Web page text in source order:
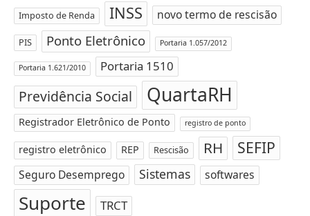
Imposto de Renda INSS novo termo de rescisão
PIS Ponto Eletrônico Portaria 1.057/2012
Portaria 1.621/2010 Portaria 1510
Previdência Social QuartaRH
Registrador Eletrônico de Ponto registro de ponto
registro eletrônico REP Rescisão RH SEFIP
Seguro Desemprego Sistemas softwares
Suporte TRCT